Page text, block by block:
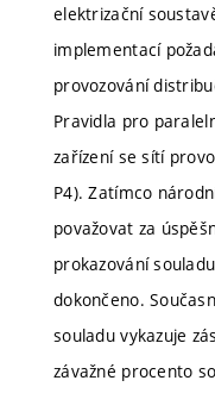
elektrizační
implementací
provozování
Pravidla pro
zařízení se sítí
P4). Zatímco
považovat za
prokazování
dokončeno.
souladu vykazuje
závažné procento